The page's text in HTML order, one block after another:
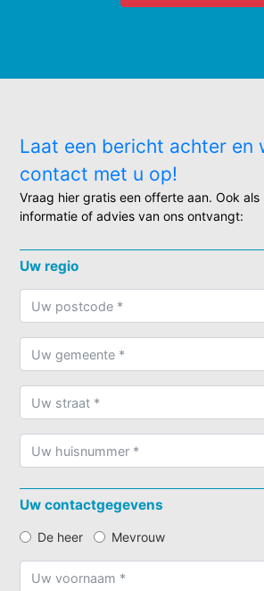
Laat een bericht achter en
contact met u op!
Vraag hier gratis een offerte aan. Ook
informatie of advies van ons ontvangt:
Uw regio
Uw contactgegevens
De heer Mevrouw